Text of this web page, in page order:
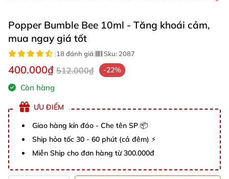
Popper Bumble Bee 10ml - Tăng khoái cảm,
mua ngay giá tốt
|18 đánh giá| Sku: 2087
400.000₫ 512.000₫ -22%
Còn hàng
ƯU ĐIỂM
Giao hàng kín đáo - Che tên SP 📦
Ship hỏa tốc 30 - 60 phút (cả đêm) ⚡
Miễn Ship cho đơn hàng từ 300.000đ